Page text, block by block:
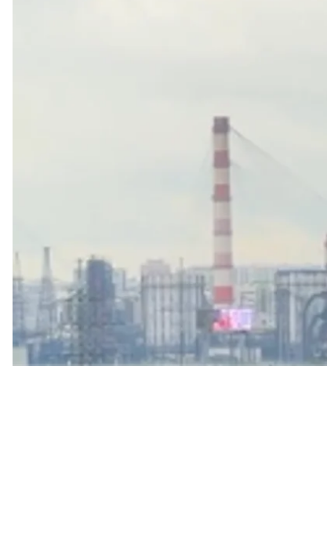
Атака на НПЗ у
Найбільший нафтопереробний завод Москви
За даними агентства, безпілотники
забезпечує 53% виробництва. Інша установка